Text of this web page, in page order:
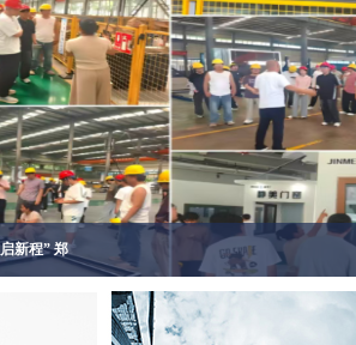
郑州工业应用技术
新程” 郑
工作者协会第四届
行莅临河南二建集